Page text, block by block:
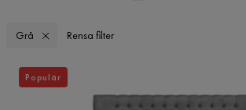
Grå Rensa filter
Populär